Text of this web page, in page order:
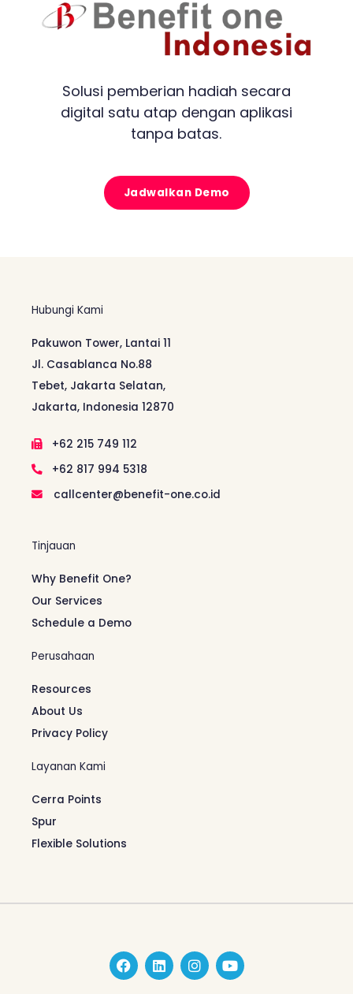
Solusi pemberian hadiah secara
digital satu atap dengan aplikasi
tanpa batas.
Jadwalkan Demo
Hubungi Kami
Pakuwon Tower, Lantai 11
Jl. Casablanca No.88
Tebet, Jakarta Selatan,
Jakarta, Indonesia 12870
+62 215 749 112
+62 817 994 5318
callcenter@benefit-one.co.id
Tinjauan
Why Benefit One?
Our Services
Schedule a Demo
Perusahaan
Resources
About Us
Privacy Policy
Layanan Kami
Cerra Points
Spur
Flexible Solutions
F
a
c
L
i
n
I
n
s
Y
o
u